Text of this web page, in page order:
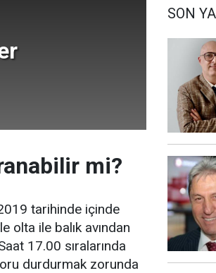
mi?
tarihinde içinde
olta ile balık avından
17.00 sıralarında
durdurmak zorunda
SON